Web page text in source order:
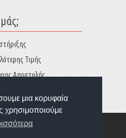
μια κορυφαία
χρησιμοποιούμε
Τιμής
Αποστολής
2022GameExplorers